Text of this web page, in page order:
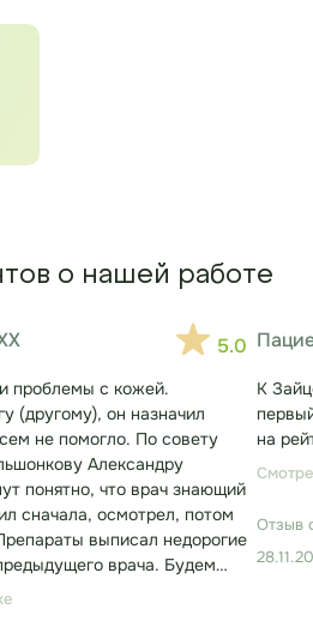
о нашей работе
5.0
проблемы с кожей.
(другому), он назначил
не помогло. По совету
Александру
понятно, что врач знающий
сначала, осмотрел, потом
выписал недорогие
врача. Будем
около 30 минут.
К
на
Отзыв